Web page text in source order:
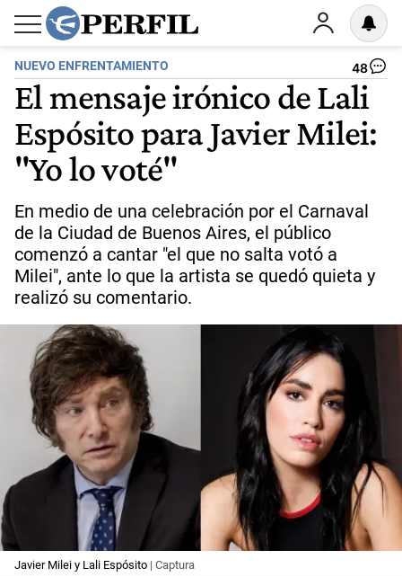
NUEVO ENFRENTAMIENTO 48
El mensaje irónico de Lali
Espósito para Javier Milei:
"Yo lo voté"
En medio de una celebración por el Carnaval
de la Ciudad de Buenos Aires, el público
comenzó a cantar "el que no salta votó a
Milei", ante lo que la artista se quedó quieta y
realizó su comentario.
Javier Milei y Lali Espósito | Captura